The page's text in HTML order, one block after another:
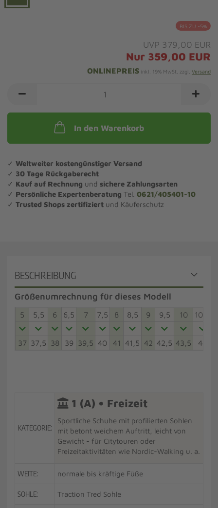
BIS ZU -5%
UVP 379,00 EUR
Nur 359,00 EUR
ONLINEPREIS inkl. 19% MwSt. zzgl. Versand
In den Warenkorb
✓ Weltweiter kostengünstiger Versand
✓ 30 Tage Rückgaberecht
✓ Kauf auf Rechnung und sichere Zahlungsarten
✓ Persönliche Expertenberatung Tel. 0621/405401-10
✓ Trusted Shops zertifiziert und Käuferschutz
BESCHREIBUNG
Größenumrechnung für dieses Modell
5 5,5 6 6,5 7 7,5 8 8,5 9 9,5 10 10,5
37 37,5 38 39 39,5 40 41 41,5 42 42,5 43,5 44
KATEGORIE:
1 (A) • Freizeit
Sportliche Schuhe mit profilierten Sohlen
mit betont weichem Auftritt, leicht von
Gewicht - für Citytouren oder
Freizeitaktivitäten wie Nordic-Walking u. a.
WEITE: normale bis kräftige Füße
SOHLE: Traction Tred Sohle